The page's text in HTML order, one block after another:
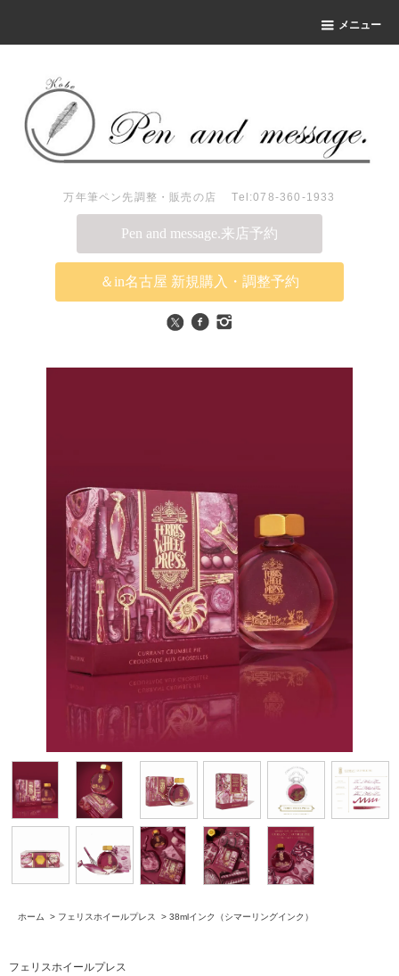
メニュー
万年筆ペン先調整・販売の店 Tel:078-360-1933
Pen and message.来店予約
＆in名古屋 新規購入・調整予約
ホーム > フェリスホイールプレス > 38mlインク（シマーリングインク）
フェリスホイールプレス